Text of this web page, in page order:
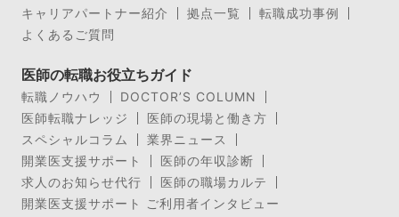
キャリアパートナー紹介
拠点一覧
転職成功事例
よくあるご質問
医師の転職お役立ちガイド
転職ノウハウ
DOCTOR’S COLUMN
医師転職ナレッジ
医師の現場と働き方
スペシャルコラム
業界ニュース
開業医支援サポート
医師の年収診断
求人のお知らせ代行
医師の職場カルテ
開業医支援サポート ご利用者インタビュー